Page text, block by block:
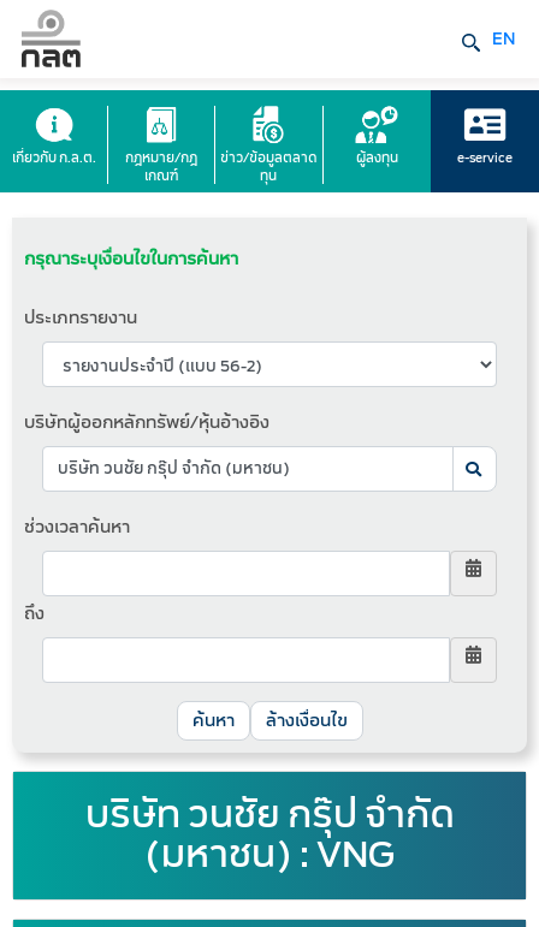
EN
เกี่ยวกับ ก.ล.ต.
กฎหมาย/กฎ
เกณฑ์
ข่าว/ข้อมูลตลาด
ทุน
ผู้ลงทุน e-service
กรุณาระบุเงื่อนไขในการค้นหา
ประเภทรายงาน
บริษัทผู้ออกหลักทรัพย์/หุ้นอ้างอิง
ช่วงเวลาค้นหา
ถึง
ล้างเงื่อนไข
บริษัท วนชัย กรุ๊ป จำกัด
(มหาชน) : VNG